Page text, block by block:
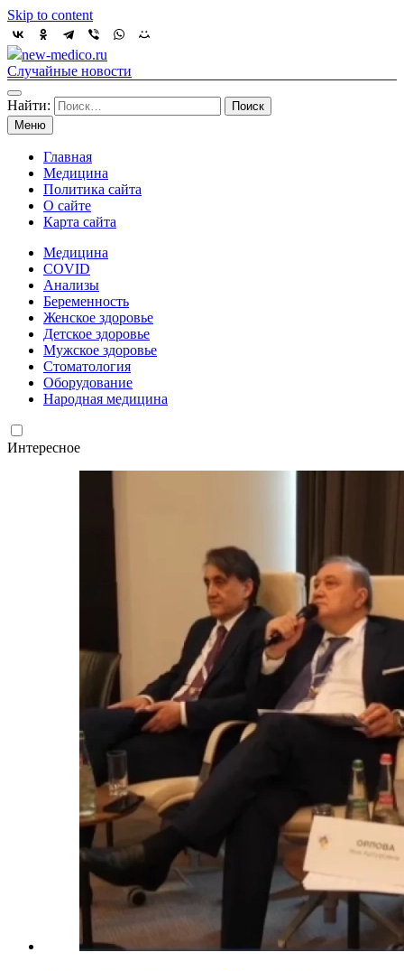
Skip to content
new-medico.ru
Случайные новости
Найти:
Меню
Главная
Медицина
Политика сайта
О сайте
Карта сайта
Медицина
COVID
Анализы
Беременность
Женское здоровье
Детское здоровье
Мужское здоровье
Стоматология
Оборудование
Народная медицина
Интересное